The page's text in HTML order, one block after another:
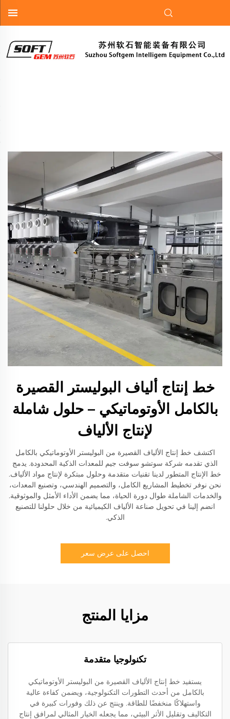
خط إنتاج ألياف البوليستر القصيرة
بالكامل الأوتوماتيكي – حلول شاملة
لإنتاج الألياف
اكتشف خط إنتاج الألياف القصيرة من البوليستر الأوتوماتيكي بالكامل
الذي تقدمه شركة سوتشو سوفت جيم للمعدات الذكية المحدودة. يدمج
خط الإنتاج المتطور لدينا تقنيات متقدمة وحلول مبتكرة لإنتاج مواد الألياف.
نحن نوفر تخطيط المشاريع الكامل، والتصميم الهندسي، وتصنيع المعدات،
والخدمات الشاملة طوال دورة الحياة، مما يضمن الأداء الأمثل والموثوقية.
انضم إلينا في تحويل صناعة الألياف الكيميائية من خلال حلولنا للتصنيع
الذكي.
احصل على عرض سعر
مزايا المنتج
تكنولوجيا متقدمة
يستفيد خط إنتاج الألياف القصيرة من البوليستر الأوتوماتيكي
بالكامل من أحدث التطورات التكنولوجية، ويضمن كفاءة عالية
واستهلاكًا منخفضًا للطاقة. وينتج عن ذلك وفورات كبيرة في
التكاليف وتقليل الأثر البيئي، مما يجعله الخيار المثالي لمرافق إنتاج